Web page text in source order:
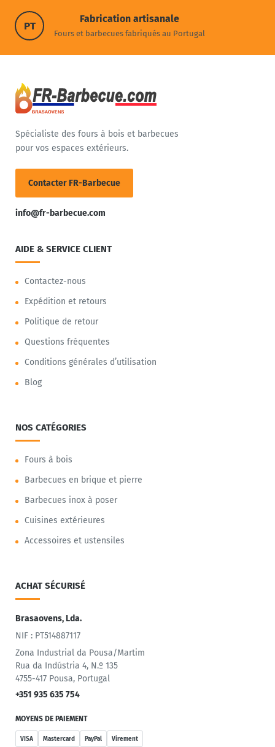
PT
Fabrication artisanale
Fours et barbecues fabriqués au Portugal
Spécialiste des fours à bois et barbecues
pour vos espaces extérieurs.
Contacter FR-Barbecue
info@fr-barbecue.com
AIDE & SERVICE CLIENT
Contactez-nous
Expédition et retours
Politique de retour
Questions fréquentes
Conditions générales d’utilisation
Blog
NOS CATÉGORIES
Fours à bois
Barbecues en brique et pierre
Barbecues inox à poser
Cuisines extérieures
Accessoires et ustensiles
ACHAT SÉCURISÉ
Brasaovens, Lda.
NIF : PT514887117
Zona Industrial da Pousa/Martim
Rua da Indústria 4, N.º 135
4755-417 Pousa, Portugal
+351 935 635 754
MOYENS DE PAIEMENT
VISA Mastercard PayPal Virement